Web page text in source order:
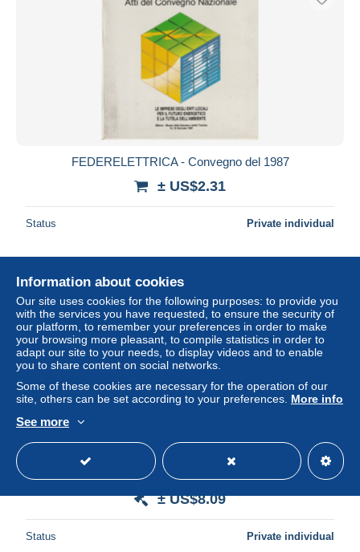
FEDERELETTRICA - Convegno del 1987
± US$2.31
Status Private individual
1989 MESSAGGERO VENETO EDIZIONE
PORDENONE Album della città Viaggio nei ricordi con le
foto dei lettori
± US$8.09
Status Private individual
Information about cookies
Our site uses cookies for the following purposes: to provide you
with the services you have requested, to ensure the security of
our platform, to remember your preferences in order to make
your browsing more pleasant, to compile statistics in order to
adapt our site to your needs, to display videos and to enable
you to share content on social networks.
Some of these cookies are necessary for the operation of our
site, others can be set according to your preferences. More info
See more